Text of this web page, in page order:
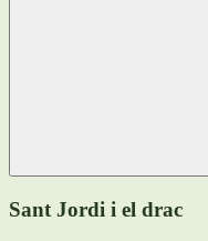
Sant Jordi i el drac